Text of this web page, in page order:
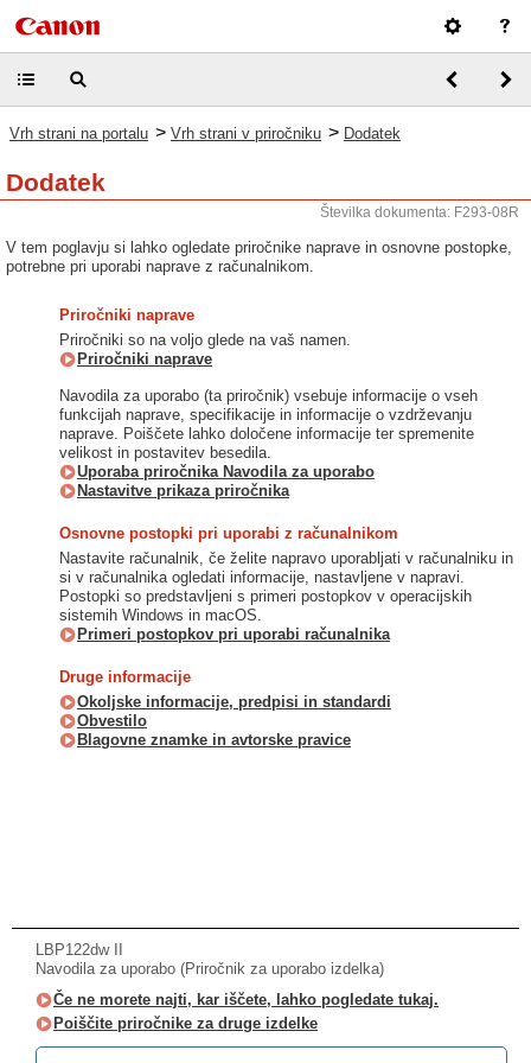
Vrh strani na portalu > Vrh strani v priročniku > Dodatek
Dodatek
Številka dokumenta: F293-08R
V tem poglavju si lahko ogledate priročnike naprave in osnovne postopke,
potrebne pri uporabi naprave z računalnikom.
Priročniki naprave
Priročniki so na voljo glede na vaš namen.
Priročniki naprave
Navodila za uporabo (ta priročnik) vsebuje informacije o vseh
funkcijah naprave, specifikacije in informacije o vzdrževanju
naprave. Poiščete lahko določene informacije ter spremenite
velikost in postavitev besedila.
Uporaba priročnika Navodila za uporabo
Nastavitve prikaza priročnika
Osnovne postopki pri uporabi z računalnikom
Nastavite računalnik, če želite napravo uporabljati v računalniku in
si v računalnika ogledati informacije, nastavljene v napravi.
Postopki so predstavljeni s primeri postopkov v operacijskih
sistemih Windows in macOS.
Primeri postopkov pri uporabi računalnika
Druge informacije
Okoljske informacije, predpisi in standardi
Obvestilo
Blagovne znamke in avtorske pravice
LBP122dw II
Navodila za uporabo (Priročnik za uporabo izdelka)
Če ne morete najti, kar iščete, lahko pogledate tukaj.
Poiščite priročnike za druge izdelke